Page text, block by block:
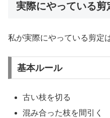
実際にやっている剪
私が実際にやっている剪定
基本ルール
古い枝を切る
混み合った枝を間引く